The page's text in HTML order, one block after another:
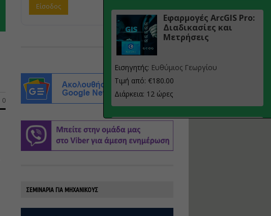
0
ΣΕΜΙΝΑΡΙΑ ΓΙΑ ΜΗΧΑΝΙΚΟΥΣ
Εφαρμογές ArcGIS Pro:
Διαδικασίες και
Μετρήσεις
Εισηγητής: Ευθύμιος Γεωργίου
Τιμή από: €180.00
Διάρκεια: 12 ώρες
υλοποίηση
φωτοβολταϊκών
Τιμή από: €230.00